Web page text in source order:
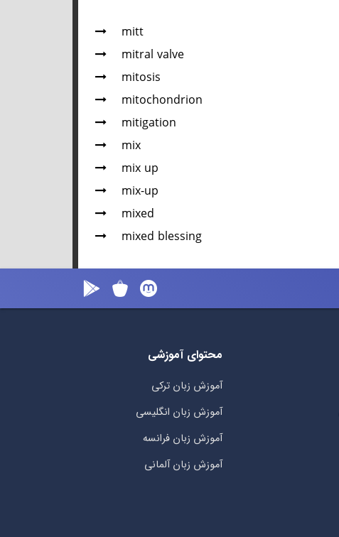
mitt
mitral valve
mitosis
mitochondrion
mitigation
mix
mix up
mix-up
mixed
mixed blessing
محتوای آموزشی
آموزش زبان ترکی
آموزش زبان انگلیسی
آموزش زبان فرانسه
آموزش زبان آلمانی